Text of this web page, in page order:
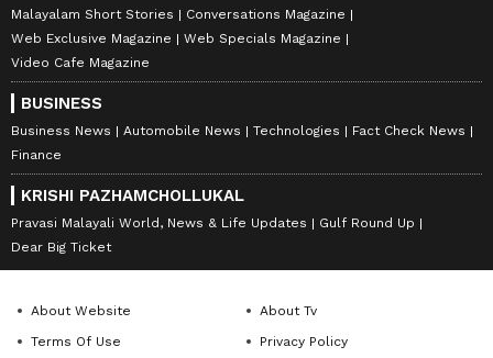
Malayalam Short Stories
Conversations Magazine
Web Exclusive Magazine
Web Specials Magazine
Video Cafe Magazine
BUSINESS
Business News Automobile News Technologies
Fact Check News
Finance
KRISHI PAZHAMCHOLLUKAL
Pravasi Malayali World, News & Life Updates
Gulf Round Up
Dear Big Ticket
About Website
About Tv
Terms Of Use
Privacy Policy